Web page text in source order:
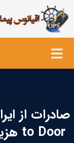
to Door هزینه‌ها را ۳۰٪ کاهش می‌دهد؟